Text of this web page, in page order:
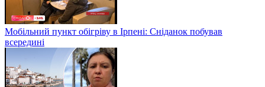
Мобільний пункт обігріву в Ірпені: Сніданок побував
всередині